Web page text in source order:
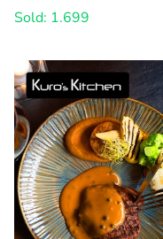
Sold: 1.699